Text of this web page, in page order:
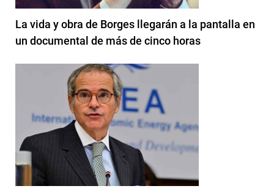
La vida y obra de Borges llegarán a la pantalla en
un documental de más de cinco horas